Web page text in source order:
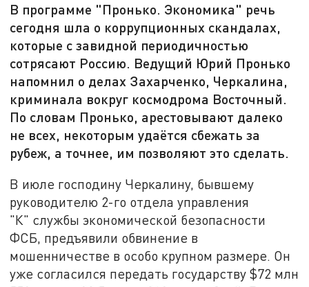
В программе "Пронько. Экономика" речь
сегодня шла о коррупционных скандалах,
которые с завидной периодичностью
сотрясают Россию. Ведущий Юрий Пронько
напомнил о делах Захарченко, Черкалина,
криминала вокруг космодрома Восточный.
По словам Пронько, арестовывают далеко
не всех, некоторым удаётся сбежать за
рубеж, а точнее, им позволяют это сделать.
В июле господину Черкалину, бывшему
руководителю 2-го отдела управления
"К" службы экономической безопасности
ФСБ, предъявили обвинение в
мошенничестве в особо крупном размере. Он
уже согласился передать государству $72 млн